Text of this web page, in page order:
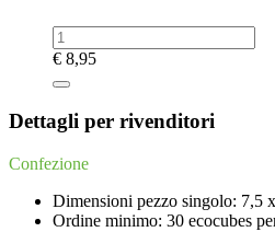
€ 8,95
Dettagli per rivenditori
Confezione
Dimensioni pezzo singolo: 7,5
Ordine minimo: 30 ecocubes